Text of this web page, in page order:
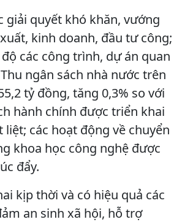
giải quyết khó khăn, vướng
kinh doanh, đầu tư công;
các công trình, dự án quan
ngân sách nhà nước trên
tỷ đồng, tăng 0,3% so với
hành chính được triển khai
các hoạt động về chuyển
khoa học công nghệ được
đẩy.
kịp thời và có hiệu quả các
an sinh xã hội, hỗ trợ